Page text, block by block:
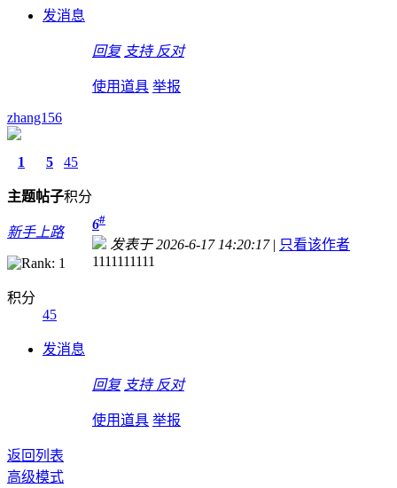
发消息
回复 支持 反对
使用道具 举报
zhang156
1
主题
5
帖子
45
积分
新手上路
积分
45
发消息
6#
发表于 2026-6-17 14:20:17 | 只看该作者
1111111111
回复 支持 反对
使用道具 举报
返回列表
高级模式